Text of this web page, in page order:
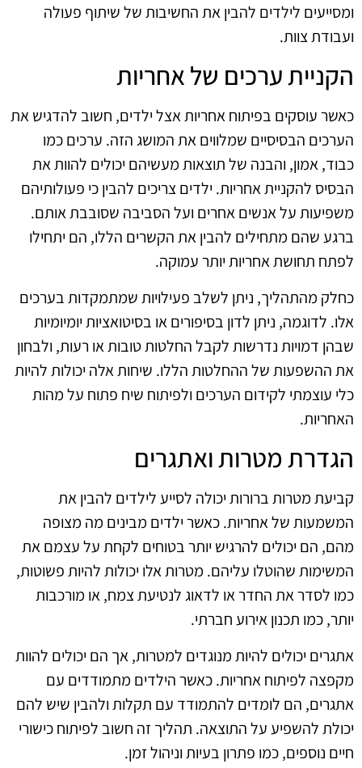
ומסייעים לילדים להבין את החשיבות של שיתוף פעולה
ועבודת צוות.
הקניית ערכים של אחריות
כאשר עוסקים בפיתוח אחריות אצל ילדים, חשוב להדגיש את
הערכים הבסיסיים שמלווים את המושג הזה. ערכים כמו
כבוד, אמון, והבנה של תוצאות מעשיהם יכולים להוות את
הבסיס להקניית אחריות. ילדים צריכים להבין כי פעולותיהם
משפיעות על אנשים אחרים ועל הסביבה שסובבת אותם.
ברגע שהם מתחילים להבין את הקשרים הללו, הם יתחילו
לפתח תחושת אחריות יותר עמוקה.
כחלק מהתהליך, ניתן לשלב פעילויות שמתמקדות בערכים
אלו. לדוגמה, ניתן לדון בסיפורים או בסיטואציות יומיומיות
שבהן דמויות נדרשות לקבל החלטות טובות או רעות, ולבחון
את ההשפעות של ההחלטות הללו. שיחות אלה יכולות להיות
כלי עוצמתי לקידום הערכים ולפיתוח שיח פתוח על מהות
האחריות.
הגדרת מטרות ואתגרים
קביעת מטרות ברורות יכולה לסייע לילדים להבין את
המשמעות של אחריות. כאשר ילדים מבינים מה מצופה
מהם, הם יכולים להרגיש יותר בטוחים לקחת על עצמם את
המשימות שהוטלו עליהם. מטרות אלו יכולות להיות פשוטות,
כמו לסדר את החדר או לדאוג לנטיעת צמח, או מורכבות
יותר, כמו תכנון אירוע חברתי.
אתגרים יכולים להיות מנוגדים למטרות, אך הם יכולים להוות
מקפצה לפיתוח אחריות. כאשר הילדים מתמודדים עם
אתגרים, הם לומדים להתמודד עם תקלות ולהבין שיש להם
יכולת להשפיע על התוצאה. תהליך זה חשוב לפיתוח כישורי
חיים נוספים, כמו פתרון בעיות וניהול זמן.